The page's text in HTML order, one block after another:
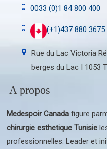
0033 (0)1 84 800 400
(+1)437 880 3675
Rue du Lac Victoria
berges du Lac I 1053
A propos
Medespoir Canada figure
chirurgie esthetique Tunisie
professionnelles. Leader et